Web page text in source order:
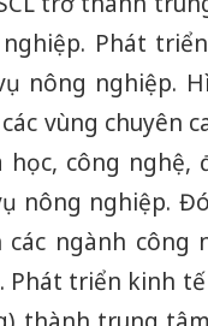
Phát
nông nghiệp.
vùng chuyên
công
nông nghiệp.
ngành công
Phát triển kinh